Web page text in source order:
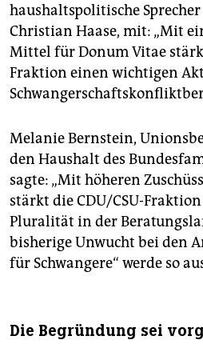
haushaltspolitische
Christian Haase, mit: „Mit
Mittel für Donum Vitae
Fraktion einen wichtigen
Melanie Bernstein,
den Haushalt des
sagte: „Mit höheren
stärkt die CDU/CSU-
Pluralität in der
bisherige Unwucht bei den
für Schwangere“ werde so
Die Begründung sei